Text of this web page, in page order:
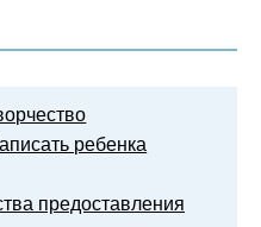
ребенка
предоставления